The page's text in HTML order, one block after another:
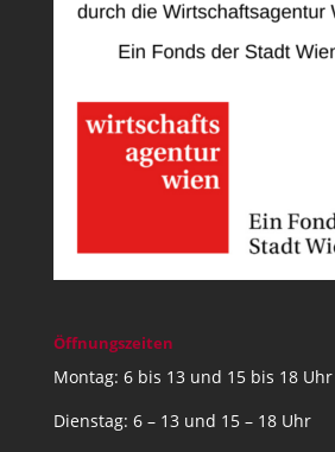
Öffnungszeiten
Montag: 6 bis 13 und 15 bis 18 Uhr
Dienstag: 6 – 13 und 15 – 18 Uhr